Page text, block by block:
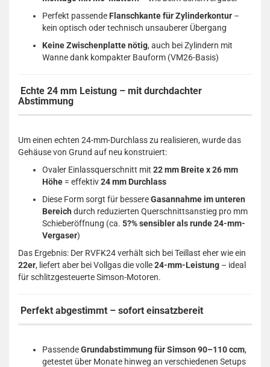
Perfekt passende Flanschkante für Zylinderkontur –
kein optisch oder technisch unsauberer Übergang
Keine Zwischenplatte nötig, auch bei Zylindern mit
Wanne dank kompakter Bauform (VM26-Basis)
Echte 24 mm Leistung – mit durchdachter
Abstimmung
Um einen echten 24-mm-Durchlass zu realisieren, wurde das
Gehäuse von Grund auf neu konstruiert:
Ovaler Einlassquerschnitt mit 22 mm Breite x 26 mm
Höhe = effektiv24 mm Durchlass
Diese Form sorgt für bessereGasannahme im unteren
Bereich durch reduzierten Querschnittsanstieg pro mm
Schieberöffnung (ca. 5?% sensibler als runde 24-mm-
Vergaser)
Das Ergebnis: Der RVFK24 verhält sich bei Teillast eher wie ein
22er, liefert aber bei Vollgas die volle24-mm-Leistung – ideal
für schlitzgesteuerte Simson-Motoren.
Perfekt abgestimmt – sofort einsatzbereit
PassendeGrundabstimmung für Simson 90–110 ccm,
getestet über Monate hinweg an verschiedenen Setups